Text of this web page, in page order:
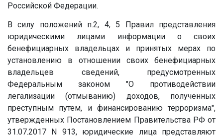
Российской Федерации.
В силу положений п.2, 4, 5 Правил представления
юридическими лицами информации о своих
бенефициарных владельцах и принятых мерах по
установлению в отношении своих бенефициарных
владельцев сведений, предусмотренных
Федеральным законом "О противодействии
легализации (отмыванию) доходов, полученных
преступным путем, и финансированию терроризма",
утвержденных Постановлением Правительства РФ от
31.07.2017 N 913, юридические лица представляют